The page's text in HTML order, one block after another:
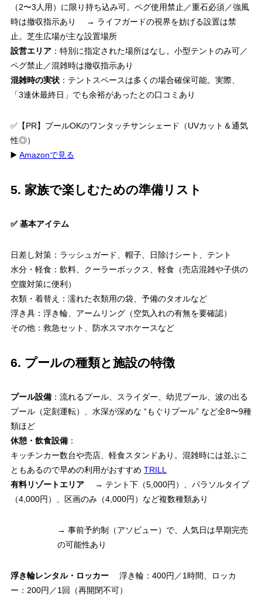
（2〜3人用）に限り持ち込み可。ペグ使用禁止／重石必須／強風
時は撤収指示あり → ライフガードの視界を妨げる設置は禁
止。芝生広場が主な設置場所
設営エリア：特別に指定された場所はなし。小型テントのみ可／
ペグ禁止／混雑時は撤収指示あり
混雑時の実状：テントスペースは多くの場合確保可能。実際、
「3連休最終日」でも余裕があったとの口コミあり
✅【PR】プールOKのワンタッチサンシェード（UVカット＆通気
性◎）
▶️ Amazonで見る
5. 家族で楽しむための準備リスト
✅ 基本アイテム
日差し対策：ラッシュガード、帽子、日除けシート、テント
水分・軽食：飲料、クーラーボックス、軽食（売店混雑や子供の
空腹対策に便利）
衣類・着替え：濡れた衣類用の袋、予備のタオルなど
浮き具：浮き輪、アームリング（空気入れの有無を要確認）
その他：救急セット、防水スマホケースなど
6. プールの種類と施設の特徴
プール設備：流れるプール、スライダー、幼児プール、波の出る
プール（定刻運転）、水深が深めな “もぐりプール” など全8〜9種
類ほど
休憩・飲食設備：
キッチンカー数台や売店、軽食スタンドあり。混雑時には並ぶこ
ともあるので早めの利用がおすすめ TRILL
有料リゾートエリア→ テント下（5,000円）、パラソルタイプ
（4,000円）、区画のみ（4,000円）など複数種類あり
→ 事前予約制（アソビュー）で、人気日は早期完売
の可能性あり
浮き輪レンタル・ロッカー浮き輪：400円／1時間、ロッカ
ー：200円／1回（再開閉不可）